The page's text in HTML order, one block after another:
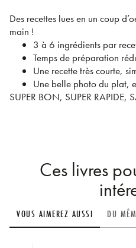
Des recettes lues en un coup
main !
3 à 6 ingrédients par
Temps de préparation
Une recette très courte,
Une belle photo du plat,
SUPER BON, SUPER RAPIDE,
Ces livres
VOUS AIMEREZ AUSSI DU